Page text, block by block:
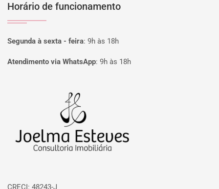
Horário de funcionamento
Segunda à sexta - feira: 9h às 18h
Atendimento via WhatsApp: 9h às 18h
CRECI: 48243-J